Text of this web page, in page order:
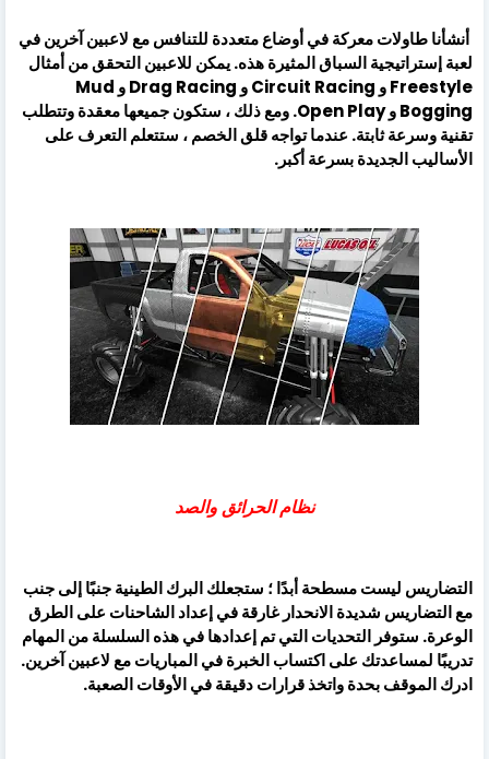
أنشأنا طاولات معركة في أوضاع متعددة للتنافس مع لاعبين آخرين في
لعبة إستراتيجية السباق المثيرة هذه. يمكن للاعبين التحقق من أمثال
Freestyle و Circuit Racing و Drag Racing و Mud
Bogging و Open Play. ومع ذلك ، ستكون جميعها معقدة وتتطلب
تقنية وسرعة ثابتة. عندما تواجه قلق الخصم ، ستتعلم التعرف على
الأساليب الجديدة بسرعة أكبر.
نظام الحرائق والصد
التضاريس ليست مسطحة أبدًا ؛ ستجعلك البرك الطينية جنبًا إلى جنب
مع التضاريس شديدة الانحدار غارقة في إعداد الشاحنات على الطرق
الوعرة. ستوفر التحديات التي تم إعدادها في هذه السلسلة من المهام
تدريبًا لمساعدتك على اكتساب الخبرة في المباريات مع لاعبين آخرين.
ادرك الموقف بحدة واتخذ قرارات دقيقة في الأوقات الصعبة.